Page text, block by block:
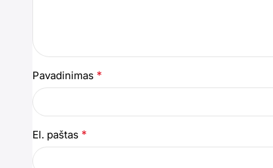
Pavadinimas *
El. paštas *